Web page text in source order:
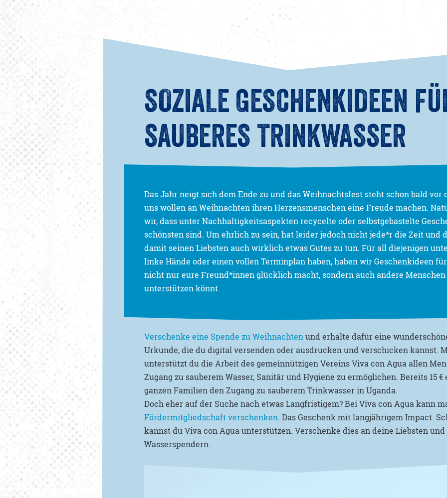
SOZIALE GESCHENKIDEEN
SAUBERES TRINKWASSER
Das Jahr neigt sich dem Ende zu und das Weihnachtsfest steht schon bald vor
uns wollen an Weihnachten ihren Herzensmenschen eine Freude machen.
wir, dass unter Nachhaltigkeitsaspekten recycelte oder selbstgebastelte
schönsten sind. Um ehrlich zu sein, hat leider jedoch nicht jede*r die Zeit und
damit seinen Liebsten auch wirklich etwas Gutes zu tun. Für all diejenigen
linke Hände oder einen vollen Terminplan haben, haben wir Geschenkideen
nicht nur eure Freund*innen glücklich macht, sondern auch andere
unterstützen könnt.
Verschenke eine Spende zu Weihnachtenund erhalte dafür eine
Urkunde, die du digital versenden oder ausdrucken und verschicken kannst.
unterstützt du die Arbeit des gemeinnützigen Vereins Viva con Agua allen
Zugang zu sauberem Wasser, Sanitär und Hygiene zu ermöglichen. Bereits 15
ganzen Familien den Zugang zu sauberem Trinkwasser in Uganda.
Doch eher auf der Suche nach etwas Langfristigem? Bei Viva con Agua kann
Fördermitgliedschaft verschenken. Das Geschenk mit langjährigem Impact.
kannst du Viva con Agua unterstützen. Verschenke dies an deine Liebsten und
Wasserspendern.